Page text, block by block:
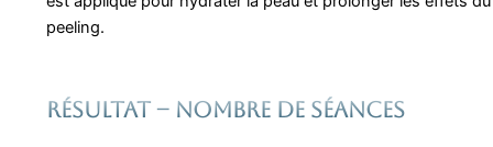
peeling.
Résultat – nombre de séances